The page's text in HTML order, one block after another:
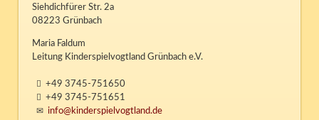
Siehdichfürer Str. 2a
08223 Grünbach
Maria Faldum
Leitung Kinderspielvogtland Grünbach e.V.
+49 3745-751650
+49 3745-751651
info@kinderspielvogtland.de